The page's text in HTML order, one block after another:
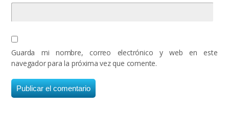
Guarda mi nombre, correo electrónico y web en este
navegador para la próxima vez que comente.